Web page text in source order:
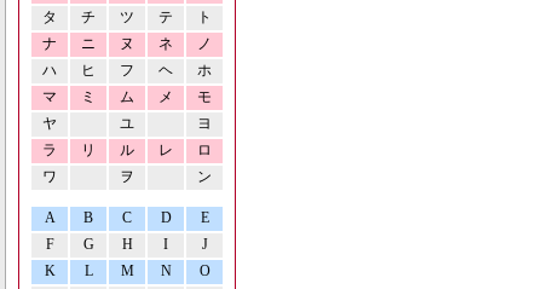
タ
チ ツ テ
ト
ナ
ニ ヌ ネ
ノ
ハ
ヒ フ ヘ
ホ
マ
ミ ム メ
モ
ヤ
ユ
ヨ
ラ
リ ル レ
ロ
ワ
ヲ ン
A B C D
E
F
G H I
J
K
L M N O